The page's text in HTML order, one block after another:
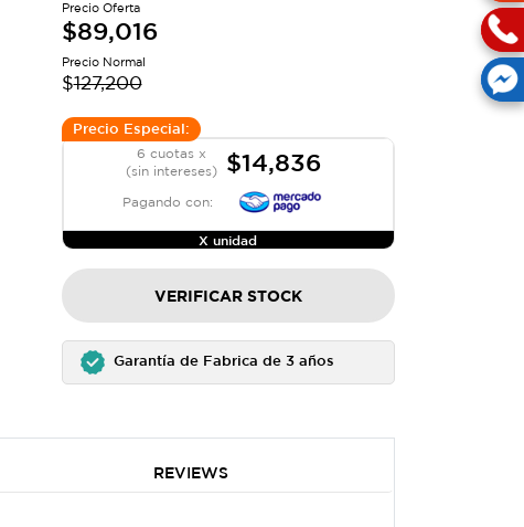
Precio Oferta
$89,016
Precio Normal
$127,200
Precio Especial:
6 cuotas x
(sin intereses)
$14,836
Pagando con:
X unidad
VERIFICAR STOCK
Garantía de Fabrica de 3 años
REVIEWS